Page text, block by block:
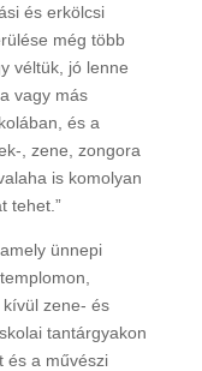
és erkölcsi
még több
véltük, jó lenne
vagy más
és a
, zene, zongora
is komolyan
tehet.”
ünnepi
zene- és
tantárgyakon
és a művészi